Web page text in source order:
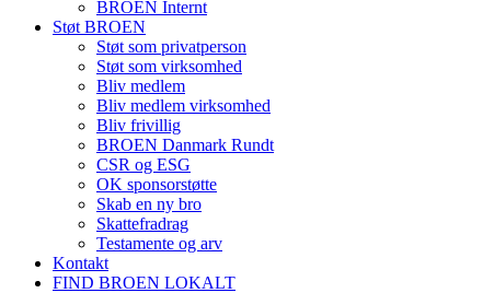
BROEN Internt
Støt BROEN
Støt som privatperson
Støt som virksomhed
Bliv medlem
Bliv medlem virksomhed
Bliv frivillig
BROEN Danmark Rundt
CSR og ESG
OK sponsorstøtte
Skab en ny bro
Skattefradrag
Testamente og arv
Kontakt
FIND BROEN LOKALT